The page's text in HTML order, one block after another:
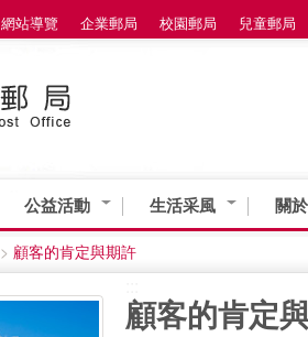
網站導覽 企業郵局 校園郵局 兒童郵局
公益活動 生活采風 關
> 顧客的肯定與期許
顧客的肯定